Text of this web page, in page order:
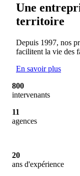
Une
territoire
Depuis 1997, nos
facilitent la vie des
En savoir plus
800
intervenants
11
agences
20
ans d'expérience